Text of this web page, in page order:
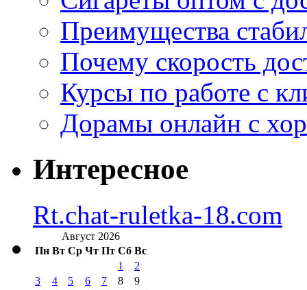
Преимущества
Почему скорость
Курсы по работе с
Дорамы онлайн с
Интересное
Rt.chat-ruletka-18.com
Август 2026
Пн Вт Ср Чт Пт Сб Вс
1
2
3
4 5 6 7 8
9